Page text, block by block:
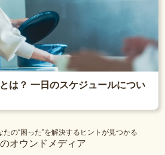
は？ 一日のスケジュールについ
の“困った”を解決するヒントが見つかる
オウンドメディア